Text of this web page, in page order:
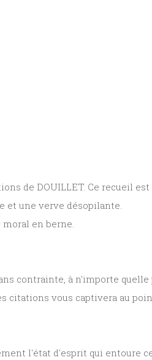
de DOUILLET. Ce recueil
et une verve désopilante.
en berne.
contrainte, à n'importe
citations vous captivera au
l'état d'esprit qui entoure